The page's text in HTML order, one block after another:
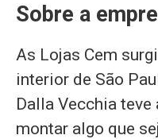
Sobre a
As Lojas Cem
interior de São
Dalla Vecchia
montar algo que